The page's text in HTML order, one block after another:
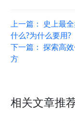
上一篇： 史上最
什么?为什么要用?
下一篇：探索高
方
相关文章推